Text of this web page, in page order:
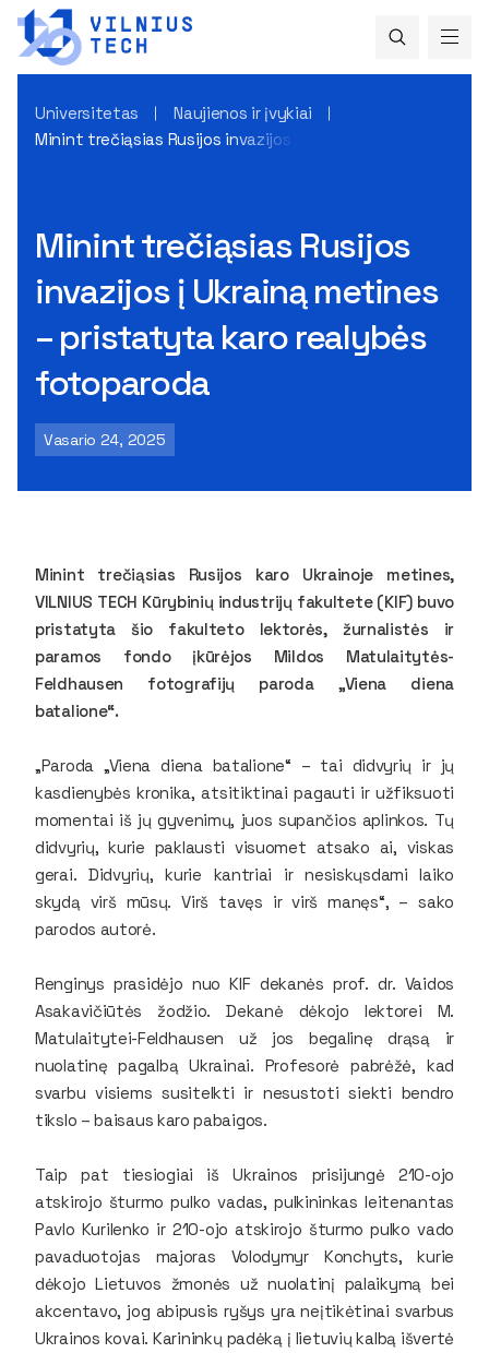
Universitetas
Naujienos ir įvykiai
Minint trečiąsias Rusijos invazijos į Ukrainą metines –
Minint trečiąsias Rusijos
invazijos į Ukrainą metines
– pristatyta karo realybės
fotoparoda
Vasario 24, 2025
Minint trečiąsias Rusijos karo Ukrainoje metines,
VILNIUS TECH Kūrybinių industrijų fakultete (KIF) buvo
pristatyta šio fakulteto lektorės, žurnalistės ir
paramos fondo įkūrėjos Mildos Matulaitytės-
Feldhausen fotografijų paroda „Viena diena
batalione“.
„Paroda „Viena diena batalione“ – tai didvyrių ir jų
kasdienybės kronika, atsitiktinai pagauti ir užfiksuoti
momentai iš jų gyvenimų, juos supančios aplinkos. Tų
didvyrių, kurie paklausti visuomet atsako ai, viskas
gerai. Didvyrių, kurie kantriai ir nesiskųsdami laiko
skydą virš mūsų. Virš tavęs ir virš manęs“, – sako
parodos autorė.
Renginys prasidėjo nuo KIF dekanės prof. dr. Vaidos
Asakavičiūtės žodžio. Dekanė dėkojo lektorei M.
Matulaitytei-Feldhausen už jos begalinę drąsą ir
nuolatinę pagalbą Ukrainai. Profesorė pabrėžė, kad
svarbu visiems susitelkti ir nesustoti siekti bendro
tikslo – baisaus karo pabaigos.
Taip pat tiesiogiai iš Ukrainos prisijungė 210-ojo
atskirojo šturmo pulko vadas, pulkininkas leitenantas
Pavlo Kurilenko ir 210-ojo atskirojo šturmo pulko vado
pavaduotojas majoras Volodymyr Konchyts, kurie
dėkojo Lietuvos žmonės už nuolatinį palaikymą bei
akcentavo, jog abipusis ryšys yra neįtikėtinai svarbus
Ukrainos kovai. Karininkų padėką į lietuvių kalbą išvertė